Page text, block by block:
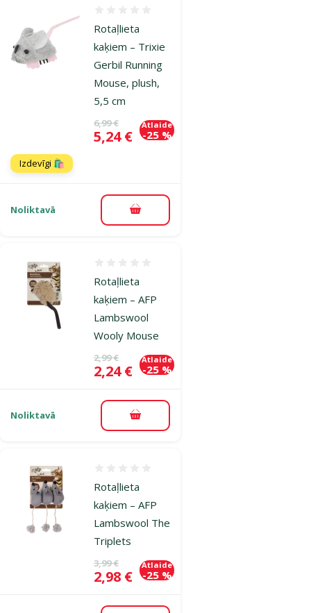
Rotaļlieta
kaķiem – Trixie
Gerbil Running
Mouse, plush,
5,5 cm
Oriģinālā cena
6,99 €
Cena
5,24 €
Atlaide
-25 %
Izdevīgi 🛍️
Noliktavā Pievienot grozam
Rotaļlieta
kaķiem – AFP
Lambswool
Wooly Mouse
Oriģinālā cena
2,99 €
Cena
2,24 €
Atlaide
-25 %
Noliktavā Pievienot grozam
Rotaļlieta
kaķiem – AFP
Lambswool The
Triplets
Oriģinālā cena
3,99 €
Cena
2,98 €
Atlaide
-25 %